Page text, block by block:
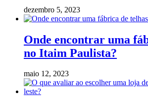
dezembro 5, 2023
Onde encontrar uma
no Itaim Paulista?
maio 12, 2023